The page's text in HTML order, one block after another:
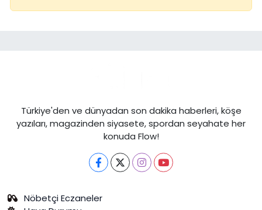
Türkiye'den ve dünyadan son dakika haberleri, köşe
yazıları, magazinden siyasete, spordan seyahate her
konuda Flow!
Nöbetçi Eczaneler